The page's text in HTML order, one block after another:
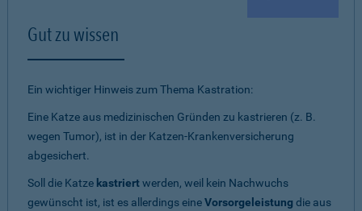
Gut zu wissen
Ein wichtiger Hinweis zum Thema Kastration:
Eine Katze aus medizinischen Gründen zu kastrieren (z. B.
wegen Tumor), ist in der Katzen-Krankenversicherung
abgesichert.
Soll die Katze kastriertwerden, weil kein Nachwuchs
gewünscht ist, ist es allerdings eineVorsorgeleistung die aus